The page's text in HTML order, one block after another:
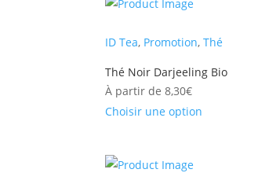
ID Tea, Promotion,Thé
Thé Noir Darjeeling Bio
À partir de8,30€
Choisir une option